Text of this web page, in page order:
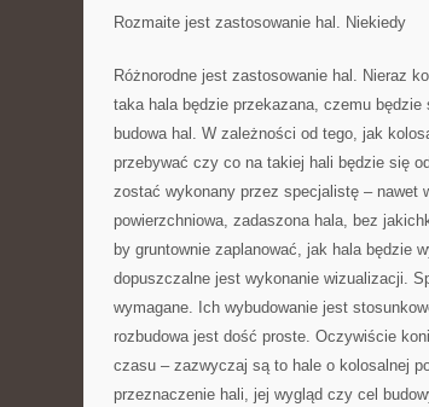
Rozmaite jest zastosowanie hal. Niekiedy
Różnorodne jest zastosowanie hal. Nieraz
taka hala będzie przekazana, czemu będzie
budowa hal. W zależności od tego, jak
przebywać czy co na takiej hali będzie się
zostać wykonany przez specjalistę – nawet
powierzchniowa, zadaszona hala, bez
by gruntownie zaplanować, jak hala będzie
dopuszczalne jest wykonanie wizualizacji.
wymagane. Ich wybudowanie jest
rozbudowa jest dość proste. Oczywiście
czasu – zazwyczaj są to hale o kolosalnej
przeznaczenie hali, jej wygląd czy cel